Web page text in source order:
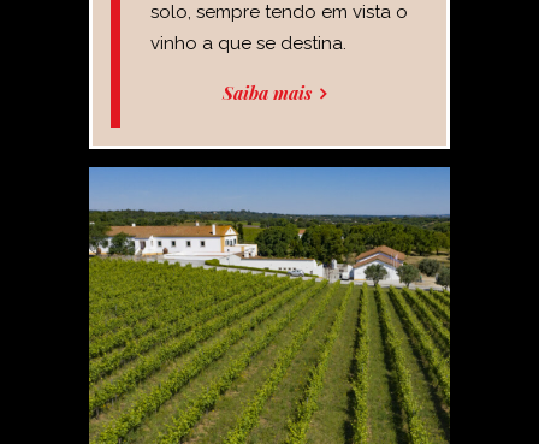
solo, sempre tendo em vista o
vinho a que se destina.
Saiba mais